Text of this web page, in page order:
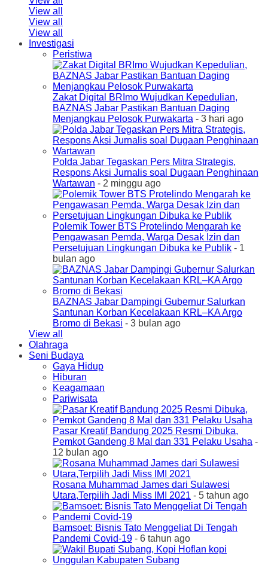
View all
View all
View all
Investigasi
Peristiwa
Zakat Digital BRImo Wujudkan Kepedulian,
BAZNAS Jabar Pastikan Bantuan Daging
Menjangkau Pelosok Purwakarta - 3 hari ago
Polda Jabar Tegaskan Pers Mitra Strategis,
Respons Aksi Jurnalis soal Dugaan Penghinaan
Wartawan - 2 minggu ago
Polemik Tower BTS Protelindo Mengarah ke
Pengawasan Pemda, Warga Desak Izin dan
Persetujuan Lingkungan Dibuka ke Publik - 1
bulan ago
BAZNAS Jabar Dampingi Gubernur Salurkan
Santunan Korban Kecelakaan KRL–KA Argo
Bromo di Bekasi - 3 bulan ago
View all
Olahraga
Seni Budaya
Gaya Hidup
Hiburan
Keagamaan
Pariwisata
Pasar Kreatif Bandung 2025 Resmi Dibuka,
Pemkot Gandeng 8 Mal dan 331 Pelaku Usaha -
12 bulan ago
Rosana Muhammad James dari Sulawesi
Utara,Terpilih Jadi Miss IMI 2021 - 5 tahun ago
Bamsoet: Bisnis Tato Menggeliat Di Tengah
Pandemi Covid-19 - 6 tahun ago